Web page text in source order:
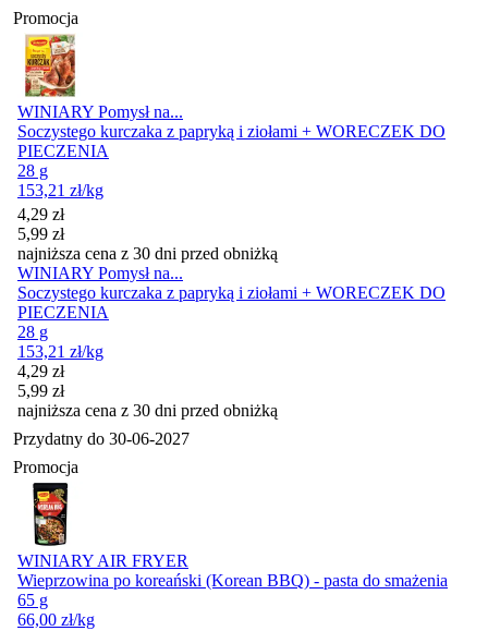
Promocja
WINIARY Pomysł na...
Soczystego kurczaka z papryką i ziołami + WORECZEK DO
PIECZENIA
28 g
153,21 zł/kg
Cena promocyjna
4,29 zł
5,99 zł
najniższa cena z 30 dni przed obniżką
WINIARY Pomysł na...
Soczystego kurczaka z papryką i ziołami + WORECZEK DO
PIECZENIA
28 g
153,21 zł/kg
Cena promocyjna
4,29 zł
5,99 zł
najniższa cena z 30 dni przed obniżką
Przydatny do 30-06-2027
Promocja
WINIARY AIR FRYER
Wieprzowina po koreański (Korean BBQ) - pasta do smażenia
65 g
66,00 zł/kg